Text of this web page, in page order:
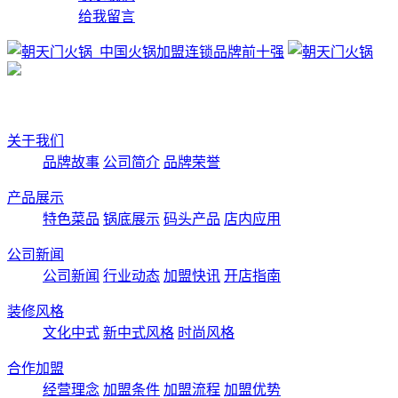
给我留言
关于我们
品牌故事 公司简介 品牌荣誉
产品展示
特色菜品 锅底展示 码头产品 店内应用
公司新闻
公司新闻 行业动态 加盟快讯 开店指南
装修风格
文化中式 新中式风格 时尚风格
合作加盟
经营理念 加盟条件 加盟流程 加盟优势